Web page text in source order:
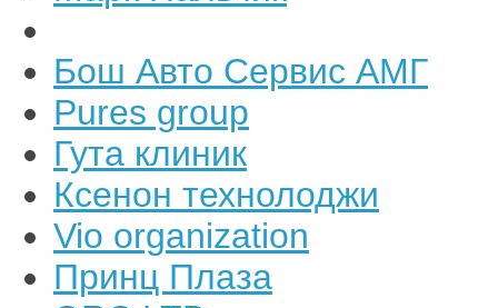
Бош Авто Сервис АМГ
Pures group
Гута клиник
Ксенон технолоджи
Vio organization
Принц Плаза